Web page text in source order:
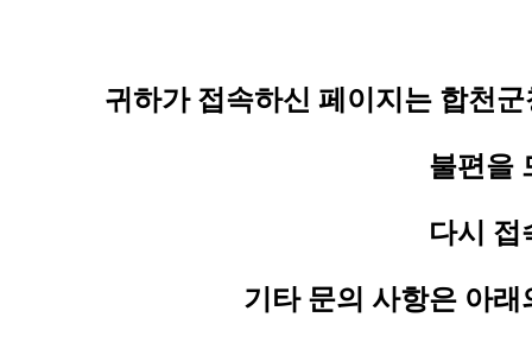
귀하가 접속하신 페이지는 합천
불편을
다시 접
기타 문의 사항은 아